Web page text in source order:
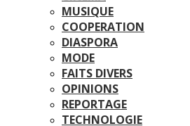
MUSIQUE
COOPERATION
DIASPORA
MODE
FAITS DIVERS
OPINIONS
REPORTAGE
TECHNOLOGIE